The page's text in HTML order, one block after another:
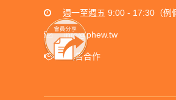
週一至週五 9:00 - 17:30（例
info@phew.tw
廣告合作